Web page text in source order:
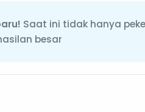
Saat ini tidak hanya
besar